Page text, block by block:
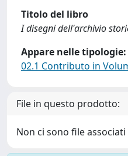
Titolo del libro
I disegni dell'archivio
Appare nelle tipologie:
02.1 Contributo in
File in questo prodotto:
Non ci sono file